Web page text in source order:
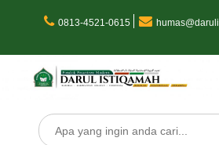
0813-4521-0615
Search
for: